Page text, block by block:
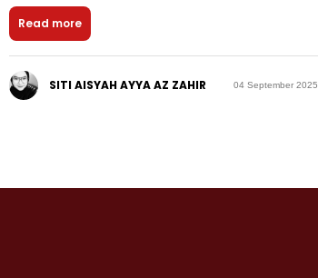
Read more
SITI AISYAH AYYA AZ ZAHIR 04 September 2025